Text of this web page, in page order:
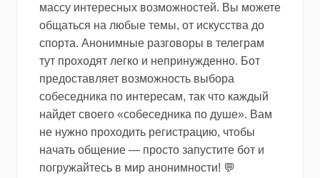
массу интересных возможностей. Вы можете
общаться на любые темы, от искусства до
спорта. Анонимные разговоры в телеграм
тут проходят легко и непринужденно. Бот
предоставляет возможность выбора
собеседника по интересам, так что каждый
найдет своего «собеседника по душе». Вам
не нужно проходить регистрацию, чтобы
начать общение — просто запустите бот и
погружайтесь в мир анонимности! 💬